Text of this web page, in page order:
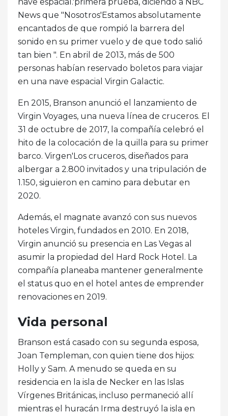
News que "Nosotros'Estamos absolutamente
encantados de que rompió la barrera del
sonido en su primer vuelo y de que todo salió
tan bien ". En abril de 2013, más de 500
personas habían reservado boletos para viajar
en una nave espacial Virgin Galactic.
En 2015, Branson anunció el lanzamiento de
Virgin Voyages, una nueva línea de cruceros. El
31 de octubre de 2017, la compañía celebró el
hito de la colocación de la quilla para su primer
barco. Virgen'Los cruceros, diseñados para
albergar a 2.800 invitados y una tripulación de
1.150, siguieron en camino para debutar en
2020.
Además, el magnate avanzó con sus nuevos
hoteles Virgin, fundados en 2010. En 2018,
Virgin anunció su presencia en Las Vegas al
asumir la propiedad del Hard Rock Hotel. La
compañía planeaba mantener generalmente
el status quo en el hotel antes de emprender
renovaciones en 2019.
Vida personal
Branson está casado con su segunda esposa,
Joan Templeman, con quien tiene dos hijos:
Holly y Sam. A menudo se queda en su
residencia en la isla de Necker en las Islas
Vírgenes Británicas, incluso permaneció allí
mientras el huracán Irma destruyó la isla en